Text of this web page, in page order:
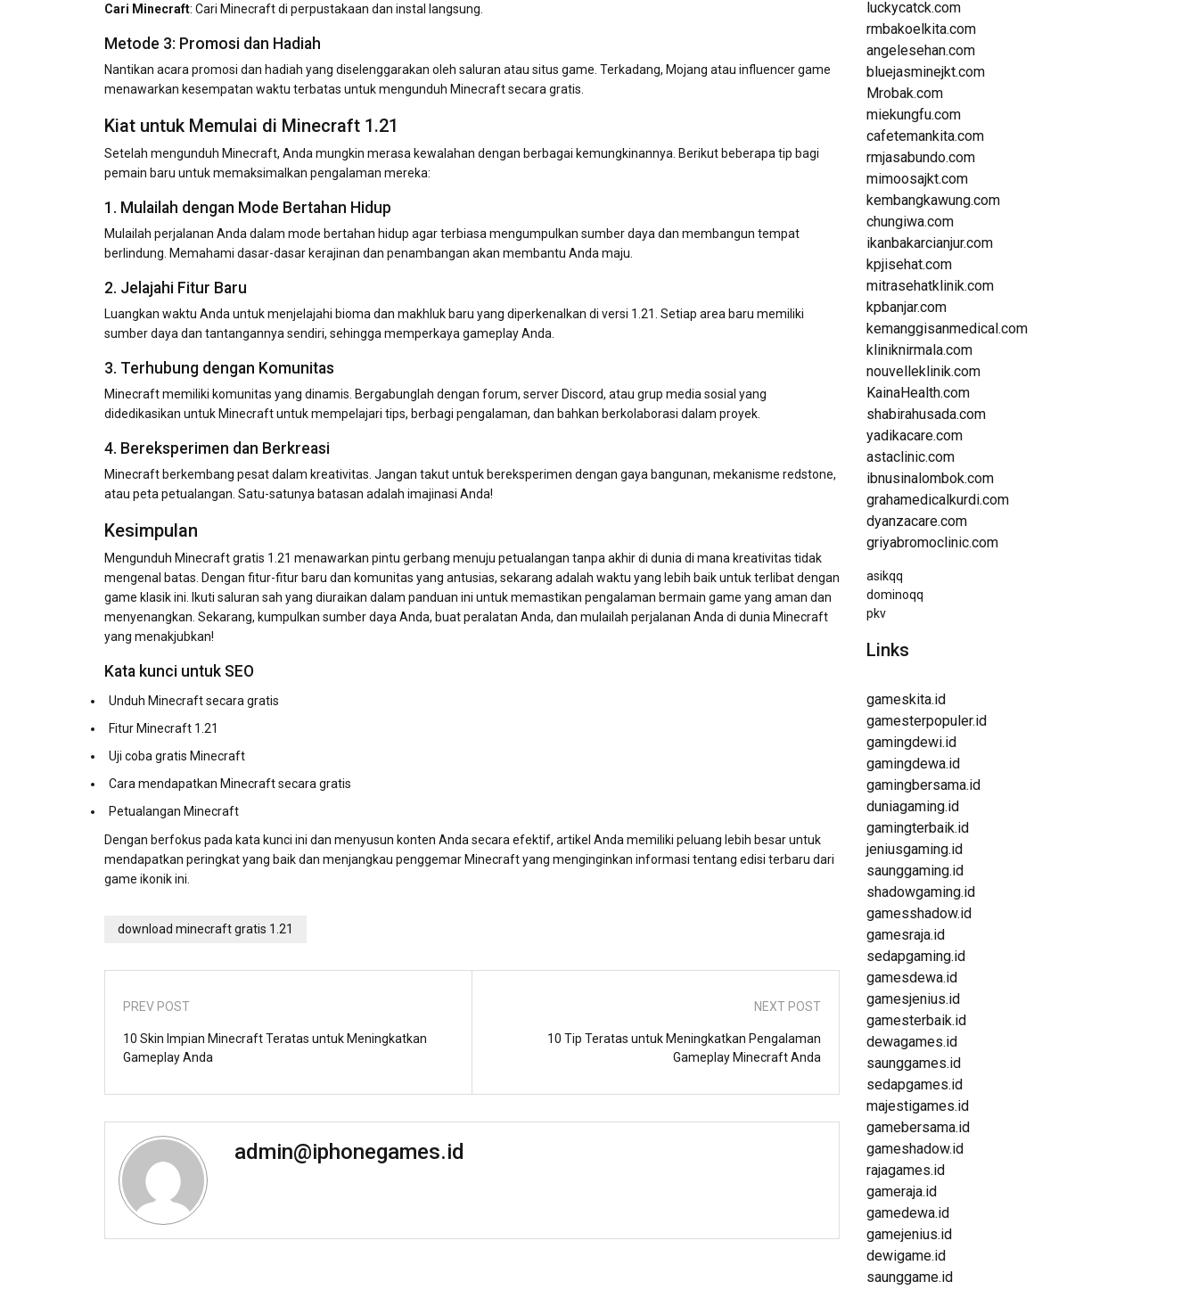
Cari Minecraft: Cari Minecraft di perpustakaan dan instal langsung.
Metode 3: Promosi dan Hadiah
Nantikan acara promosi dan hadiah yang diselenggarakan oleh saluran atau situs game. Terkadang, Mojang atau influencer game
menawarkan kesempatan waktu terbatas untuk mengunduh Minecraft secara gratis.
Kiat untuk Memulai di Minecraft 1.21
Setelah mengunduh Minecraft, Anda mungkin merasa kewalahan dengan berbagai kemungkinannya. Berikut beberapa tip bagi
pemain baru untuk memaksimalkan pengalaman mereka:
1. Mulailah dengan Mode Bertahan Hidup
Mulailah perjalanan Anda dalam mode bertahan hidup agar terbiasa mengumpulkan sumber daya dan membangun tempat
berlindung. Memahami dasar-dasar kerajinan dan penambangan akan membantu Anda maju.
2. Jelajahi Fitur Baru
Luangkan waktu Anda untuk menjelajahi bioma dan makhluk baru yang diperkenalkan di versi 1.21. Setiap area baru memiliki
sumber daya dan tantangannya sendiri, sehingga memperkaya gameplay Anda.
3. Terhubung dengan Komunitas
Minecraft memiliki komunitas yang dinamis. Bergabunglah dengan forum, server Discord, atau grup media sosial yang
didedikasikan untuk Minecraft untuk mempelajari tips, berbagi pengalaman, dan bahkan berkolaborasi dalam proyek.
4. Bereksperimen dan Berkreasi
Minecraft berkembang pesat dalam kreativitas. Jangan takut untuk bereksperimen dengan gaya bangunan, mekanisme redstone,
atau peta petualangan. Satu-satunya batasan adalah imajinasi Anda!
Kesimpulan
Mengunduh Minecraft gratis 1.21 menawarkan pintu gerbang menuju petualangan tanpa akhir di dunia di mana kreativitas tidak
mengenal batas. Dengan fitur-fitur baru dan komunitas yang antusias, sekarang adalah waktu yang lebih baik untuk terlibat dengan
game klasik ini. Ikuti saluran sah yang diuraikan dalam panduan ini untuk memastikan pengalaman bermain game yang aman dan
menyenangkan. Sekarang, kumpulkan sumber daya Anda, buat peralatan Anda, dan mulailah perjalanan Anda di dunia Minecraft
yang menakjubkan!
Kata kunci untuk SEO
Unduh Minecraft secara gratis
Fitur Minecraft 1.21
Uji coba gratis Minecraft
Cara mendapatkan Minecraft secara gratis
Petualangan Minecraft
Dengan berfokus pada kata kunci ini dan menyusun konten Anda secara efektif, artikel Anda memiliki peluang lebih besar untuk
mendapatkan peringkat yang baik dan menjangkau penggemar Minecraft yang menginginkan informasi tentang edisi terbaru dari
game ikonik ini.
download minecraft gratis 1.21
PREV POST
10 Skin Impian Minecraft Teratas untuk Meningkatkan
Gameplay Anda
NEXT POST
10 Tip Teratas untuk Meningkatkan Pengalaman
Gameplay Minecraft Anda
admin@iphonegames.id
luckycatck.com
rmbakoelkita.com
angelesehan.com
bluejasminejkt.com
Mrobak.com
miekungfu.com
cafetemankita.com
rmjasabundo.com
mimoosajkt.com
kembangkawung.com
chungiwa.com
ikanbakarcianjur.com
kpjisehat.com
mitrasehatklinik.com
kpbanjar.com
kemanggisanmedical.com
kliniknirmala.com
nouvelleklinik.com
KainaHealth.com
shabirahusada.com
yadikacare.com
astaclinic.com
ibnusinalombok.com
grahamedicalkurdi.com
dyanzacare.com
griyabromoclinic.com
asikqq
dominoqq
pkv
Links
gameskita.id
gamesterpopuler.id
gamingdewi.id
gamingdewa.id
gamingbersama.id
duniagaming.id
gamingterbaik.id
jeniusgaming.id
saunggaming.id
shadowgaming.id
gamesshadow.id
gamesraja.id
sedapgaming.id
gamesdewa.id
gamesjenius.id
gamesterbaik.id
dewagames.id
saunggames.id
sedapgames.id
majestigames.id
gamebersama.id
gameshadow.id
rajagames.id
gameraja.id
gamedewa.id
gamejenius.id
dewigame.id
saunggame.id